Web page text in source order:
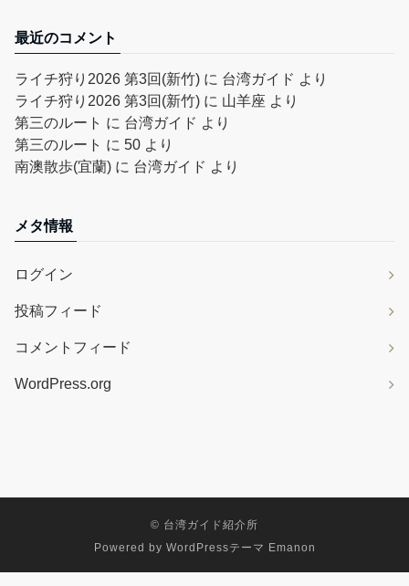
最近のコメント
ライチ狩り2026 第3回(新竹) に 台湾ガイド より
ライチ狩り2026 第3回(新竹) に 山羊座 より
第三のルート に 台湾ガイド より
第三のルート に 50 より
南澳散歩(宜蘭) に 台湾ガイド より
メタ情報
ログイン
投稿フィード
コメントフィード
WordPress.org
© 台湾ガイド紹介所
Powered by WordPressテーマ Emanon